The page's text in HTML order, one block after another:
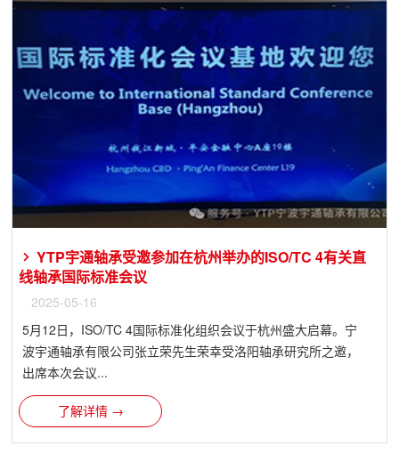
YTP宇通轴承受邀参加在杭州举办的ISO/TC 4有关直
线轴承国际标准会议
2025-05-16
5月12日，ISO/TC 4国际标准化组织会议于杭州盛大启幕。宁
波宇通轴承有限公司张立荣先生荣幸受洛阳轴承研究所之邀，
出席本次会议...
了解详情 →